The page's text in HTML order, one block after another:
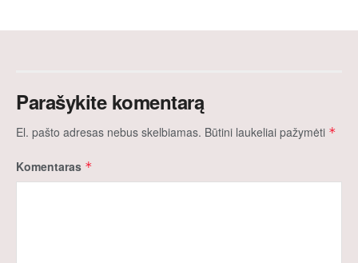
Parašykite komentarą
El. pašto adresas nebus skelbiamas. Būtini laukeliai pažymėti *
Komentaras *